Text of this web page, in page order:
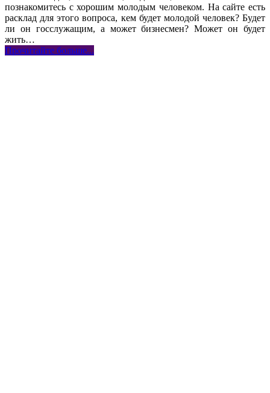
познакомитесь с хорошим молодым человеком. На сайте есть
расклад для этого вопроса, кем будет молодой человек? Будет
ли он госслужащим, а может бизнесмен? Может он будет
жить…
Прочитайте больше...